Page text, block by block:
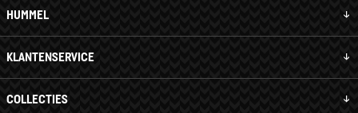
HUMMEL
KLANTENSERVICE
COLLECTIES